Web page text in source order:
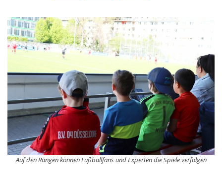
Auf den Rängen können Fußballfans und Experten die Spiele verfolgen